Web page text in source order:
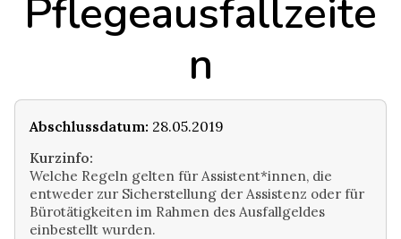
Pflegeausfallzeite
n
Abschlussdatum: 28.05.2019
Kurzinfo:
Welche Regeln gelten für Assistent*innen, die
entweder zur Sicherstellung der Assistenz oder für
Bürotätigkeiten im Rahmen des Ausfallgeldes
einbestellt wurden.